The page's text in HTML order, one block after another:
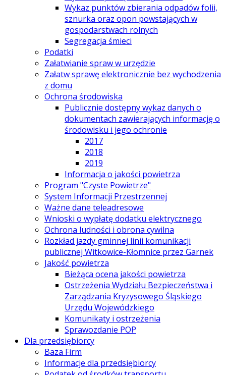
Wykaz punktów zbierania odpadów folii,
sznurka oraz opon powstających w
gospodarstwach rolnych
Segregacja śmieci
Podatki
Załatwianie spraw w urzędzie
Załatw sprawę elektronicznie bez wychodzenia
z domu
Ochrona środowiska
Publicznie dostępny wykaz danych o
dokumentach zawierających informację o
środowisku i jego ochronie
2017
2018
2019
Informacja o jakości powietrza
Program "Czyste Powietrze"
System Informacji Przestrzennej
Ważne dane teleadresowe
Wnioski o wypłatę dodatku elektrycznego
Ochrona ludności i obrona cywilna
Rozkład jazdy gminnej linii komunikacji
publicznej Witkowice-Kłomnice przez Garnek
Jakość powietrza
Bieżąca ocena jakości powietrza
Ostrzeżenia Wydziału Bezpieczeństwa i
Zarządzania Kryzysowego Śląskiego
Urzędu Wojewódzkiego
Komunikaty i ostrzeżenia
Sprawozdanie POP
Dla przedsiębiorcy
Baza Firm
Informacje dla przedsiębiorcy